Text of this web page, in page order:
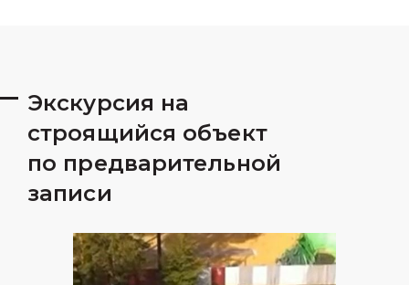
Экскурсия на
строящийся объект
по предварительной
записи